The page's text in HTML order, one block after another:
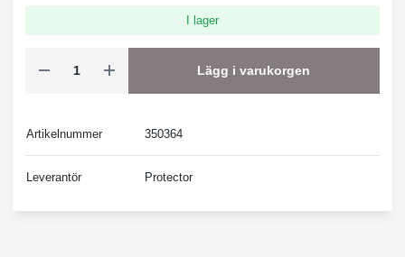
I lager
Lägg i varukorgen
Artikelnummer 350364
Leverantör Protector